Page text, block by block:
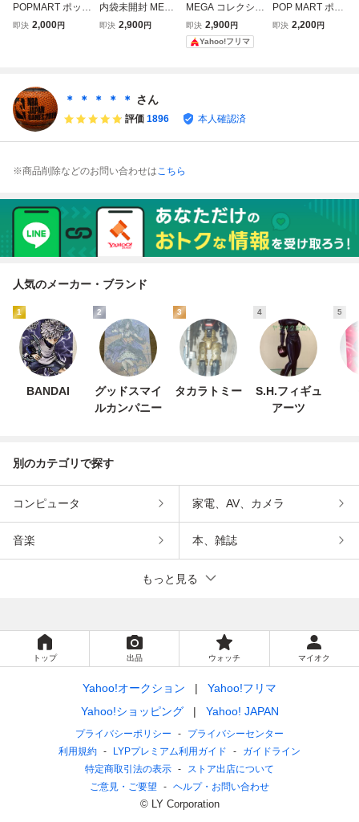
POPMART ポップ
マート MEGA S
即決 2,000円
内袋未開封 MEGA
SPACE MOLLY G
リー ケアベア
即決 2,900円
MEGA コレクショ
ン 100％ SPACE
MOLLY シリーズ
2-B
即決 2,900円
Yahoo!フリマ
POP MART ポッ
プマートMEGA S
即決 2,200円
＊ ＊ ＊ ＊ ＊ さん
評価 1896 本人確認済
※商品削除などのお問い合わせはこちら
人気のメーカー・ブランド
1
BANDAI
2
グッドスマイ
ルカンパニー
3
タカラトミー
4
S.H.フィギュ
アーツ
5
別のカテゴリで探す
コンピュータ 家電、AV、カメラ
音楽 本、雑誌
もっと見る
トップ 出品 ウォッチ マイオク
Yahoo!オークション
Yahoo!フリマ
Yahoo!ショッピング
Yahoo! JAPAN
プライバシーポリシー
プライバシーセンター
利用規約
LYPプレミアム利用ガイド
ガイドライン
特定商取引法の表示
ストア出店について
ご意見・ご要望
ヘルプ・お問い合わせ
© LY Corporation